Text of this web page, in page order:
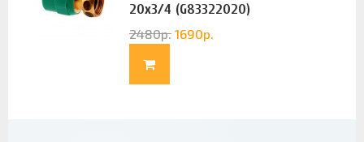
20х3/4 (G83322020)
2480р. 1690р.